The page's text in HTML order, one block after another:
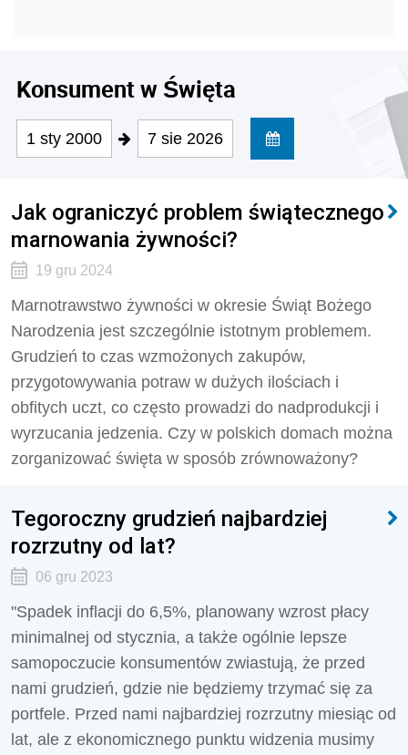
Konsument w Święta
1 sty 2000 7 sie 2026
Jak ograniczyć problem świątecznego
marnowania żywności?
19 gru 2024
Marnotrawstwo żywności w okresie Świąt Bożego
Narodzenia jest szczególnie istotnym problemem.
Grudzień to czas wzmożonych zakupów,
przygotowywania potraw w dużych ilościach i
obfitych uczt, co często prowadzi do nadprodukcji i
wyrzucania jedzenia. Czy w polskich domach można
zorganizować święta w sposób zrównoważony?
Tegoroczny grudzień najbardziej
rozrzutny od lat?
06 gru 2023
"Spadek inflacji do 6,5%, planowany wzrost płacy
minimalnej od stycznia, a także ogólnie lepsze
samopoczucie konsumentów zwiastują, że przed
nami grudzień, gdzie nie będziemy trzymać się za
portfele. Przed nami najbardziej rozrzutny miesiąc od
lat, ale z ekonomicznego punktu widzenia musimy